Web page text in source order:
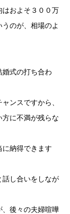
はおよそ３００万
のが、相場のよ
婚式の打ち合わ
ンスですから、
に不満が残らな
に納得できます
話し合いをしなが
、後々の夫婦喧嘩